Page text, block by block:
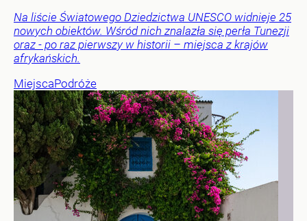
Na liście Światowego Dziedzictwa UNESCO widnieje 25
nowych obiektów. Wśród nich znalazła się perła Tunezji
oraz - po raz pierwszy w historii – miejsca z krajów
afrykańskich.
MiejscaPodróże